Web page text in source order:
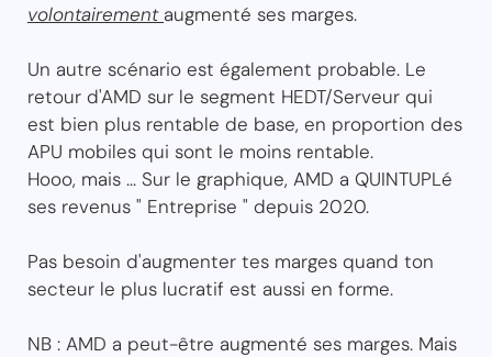
volontairement augmenté ses marges.
Un autre scénario est également probable. Le
retour d'AMD sur le segment HEDT/Serveur qui
est bien plus rentable de base, en proportion des
APU mobiles qui sont le moins rentable.
Hooo, mais ... Sur le graphique, AMD a QUINTUPLé
ses revenus " Entreprise " depuis 2020.
Pas besoin d'augmenter tes marges quand ton
secteur le plus lucratif est aussi en forme.
NB : AMD a peut-être augmenté ses marges. Mais